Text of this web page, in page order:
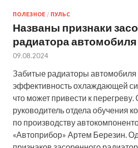
ПОЛЕЗНОЕ / ПУЛЬС
Названы признаки
радиатора автомобиля
09.08.2024
Забитые радиаторы
эффективность охлаждающей
что может привести к
руководитель отдела обучения
по производству
«Автоприбор» Артем Березин.